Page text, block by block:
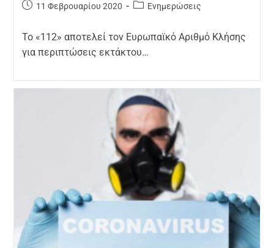
11 Φεβρουαρίου 2020 Ενημερώσεις
Το «112» αποτελεί τον Ευρωπαϊκό Αριθμό Κλήσης
για περιπτώσεις εκτάκτου…